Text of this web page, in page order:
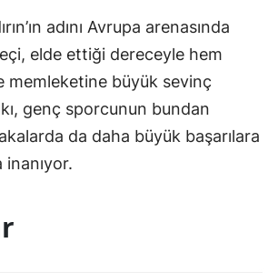
adını Avrupa arenasında
elde ettiği dereceyle hem
memleketine büyük sevinç
genç sporcunun bundan
da daha büyük başarılara
inanıyor.